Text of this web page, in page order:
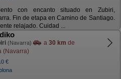
con encanto situado en Zubiri,
Fin de etapa en Camino de Santiago.
relajado. Cuidad ...
(Navarra) a 30 km de
(Navarra)
€